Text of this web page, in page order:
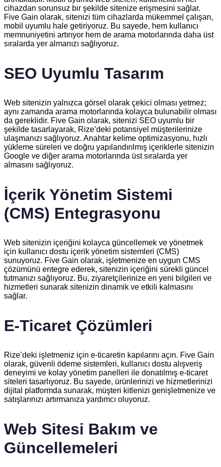
cihazdan sorunsuz bir şekilde sitenize erişmesini sağlar.
Five Gain olarak, sitenizi tüm cihazlarda mükemmel çalışan,
mobil uyumlu hale getiriyoruz. Bu sayede, hem kullanıcı
memnuniyetini artırıyor hem de arama motorlarında daha üst
sıralarda yer almanızı sağlıyoruz.
SEO Uyumlu Tasarım
Web sitenizin yalnızca görsel olarak çekici olması yetmez;
aynı zamanda arama motorlarında kolayca bulunabilir olması
da gereklidir. Five Gain olarak, sitenizi SEO uyumlu bir
şekilde tasarlayarak, Rize’deki potansiyel müşterilerinize
ulaşmanızı sağlıyoruz. Anahtar kelime optimizasyonu, hızlı
yükleme süreleri ve doğru yapılandırılmış içeriklerle sitenizin
Google ve diğer arama motorlarında üst sıralarda yer
almasını sağlıyoruz.
İçerik Yönetim Sistemi
(CMS) Entegrasyonu
Web sitenizin içeriğini kolayca güncellemek ve yönetmek
için kullanıcı dostu içerik yönetim sistemleri (CMS)
sunuyoruz. Five Gain olarak, işletmenize en uygun CMS
çözümünü entegre ederek, sitenizin içeriğini sürekli güncel
tutmanızı sağlıyoruz. Bu, ziyaretçilerinize en yeni bilgileri ve
hizmetleri sunarak sitenizin dinamik ve etkili kalmasını
sağlar.
E-Ticaret Çözümleri
Rize’deki işletmeniz için e-ticaretin kapılarını açın. Five Gain
olarak, güvenli ödeme sistemleri, kullanıcı dostu alışveriş
deneyimi ve kolay yönetim panelleri ile donatılmış e-ticaret
siteleri tasarlıyoruz. Bu sayede, ürünlerinizi ve hizmetlerinizi
dijital platformda sunarak, müşteri kitlenizi genişletmenize ve
satışlarınızı artırmanıza yardımcı oluyoruz.
Web Sitesi Bakım ve
Güncellemeleri